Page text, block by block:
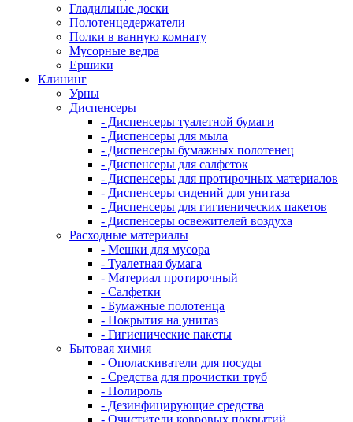
Гладильные доски
Полотенцедержатели
Полки в ванную комнату
Мусорные ведра
Ершики
Клининг
Урны
Диспенсеры
- Диспенсеры туалетной бумаги
- Диспенсеры для мыла
- Диспенсеры бумажных полотенец
- Диспенсеры для салфеток
- Диспенсеры для протирочных материалов
- Диспенсеры сидений для унитаза
- Диспенсеры для гигиенических пакетов
- Диспенсеры освежителей воздуха
Расходные материалы
- Мешки для мусора
- Туалетная бумага
- Материал протирочный
- Салфетки
- Бумажные полотенца
- Покрытия на унитаз
- Гигиенические пакеты
Бытовая химия
- Ополаскиватели для посуды
- Средства для прочистки труб
- Полироль
- Дезинфицирующие средства
- Очистители ковровых покрытий